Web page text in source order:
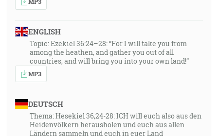
ENGLISH
Topic: Ezekiel 36:24–28: “For I will take you from
among the heathen, and gather you out of all
countries, and will bring you into your own land!”
MP3
DEUTSCH
Thema: Hesekiel 36,24-28: ICH will euch also aus den
Heidenvölkern herausholen und euch aus allen
Ländern sammeln und euch in euer Land